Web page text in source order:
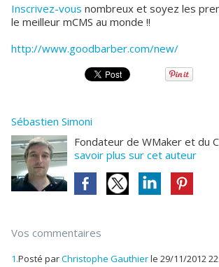
Inscrivez-vous nombreux et soyez les
le meilleur mCMS au monde !!
http://www.goodbarber.com/new/
Sébastien Simoni
Fondateur de WMaker et du
savoir plus sur cet auteur
Vos commentaires
1.Posté parChristophe Gauthierle 29/11/2012